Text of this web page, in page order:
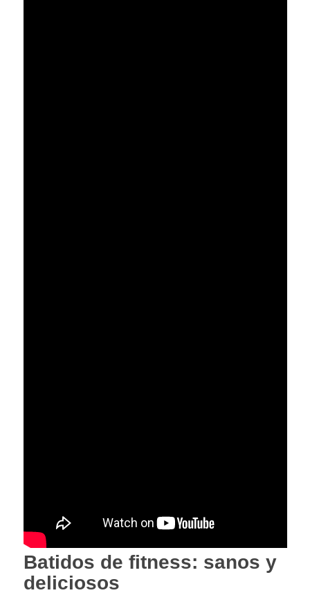
Batidos de fitness: sanos y
deliciosos